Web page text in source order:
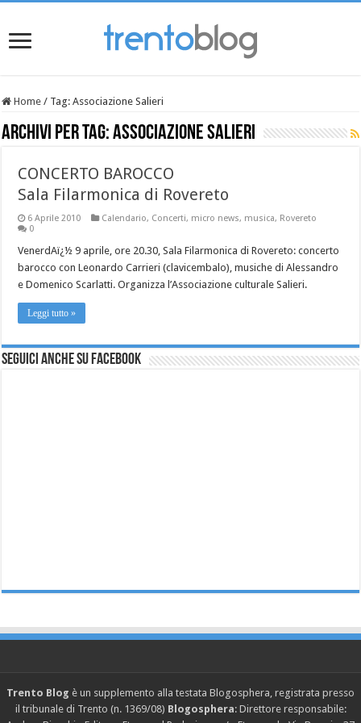
Home / Tag:Associazione Salieri
Archivi per tag:Associazione Salieri
CONCERTO BAROCCO
Sala Filarmonica di Rovereto
6 Aprile 2010 Calendario, Concerti, micro news, musica, Rovereto
0
VenerdAï¿½ 9 aprile, ore 20.30, Sala Filarmonica di Rovereto: concerto
barocco con Leonardo Carrieri (clavicembalo), musiche di Alessandro
e Domenico Scarlatti. Organizza l’Associazione culturale Salieri.
Leggi tutto »
Seguici anche su Facebook
Trento Blog è un supplemento alla testata Blogosphera, registrata presso
il tribunale di Trento (n. 1369/08) Blogosphera: Direttore responsabile: